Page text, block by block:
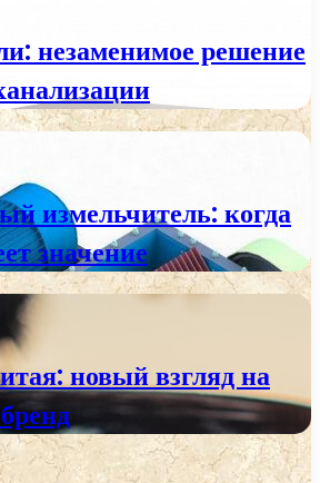
незаменимое решение
измельчитель: когда
значение
новый взгляд на